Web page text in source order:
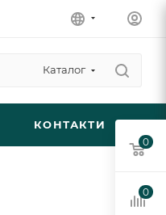
Каталог
КОНТАКТИ
0
0